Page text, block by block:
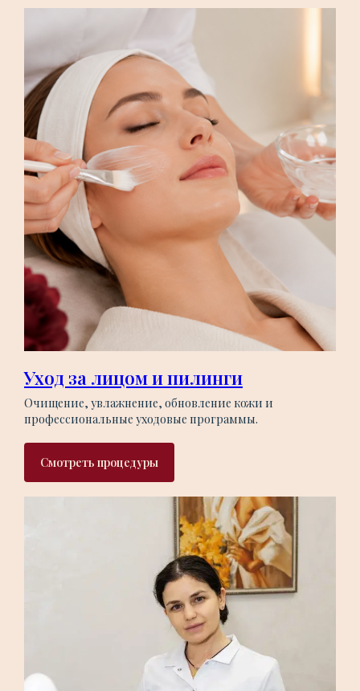
Уход за лицом и пилинги
Очищение, увлажнение, обновление кожи и
профессиональные уходовые программы.
Смотреть процедуры